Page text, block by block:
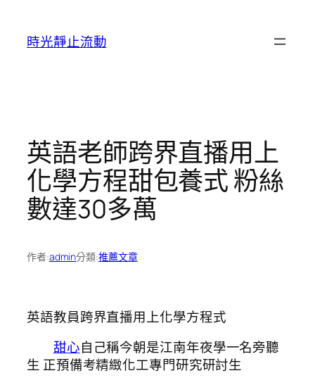
時光靜止流動
英語老師跨界直播用上
化學方程甜包養式 粉絲
數達30多萬
作者:admin分類:推薦文章
英語教員跨界直播用上化學方程式
甜心自己稱今朝是江南年夜學一名旁聽
生 正預備考精緻化工專門研究研討生